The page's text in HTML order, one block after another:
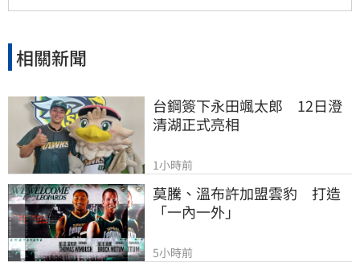
相關新聞
台鋼簽下永田颯太郎　12日澄
清湖正式亮相
1小時前
莫騰、溫布許加盟雲豹　打造
「一內一外」
5小時前